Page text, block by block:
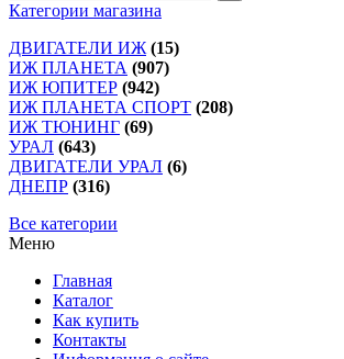
Категории магазина
ДВИГАТЕЛИ ИЖ (15)
ИЖ ПЛАНЕТА (907)
ИЖ ЮПИТЕР (942)
ИЖ ПЛАНЕТА СПОРТ (208)
ИЖ ТЮНИНГ (69)
УРАЛ (643)
ДВИГАТЕЛИ УРАЛ (6)
ДНЕПР (316)
Все категории
Меню
Главная
Каталог
Как купить
Контакты